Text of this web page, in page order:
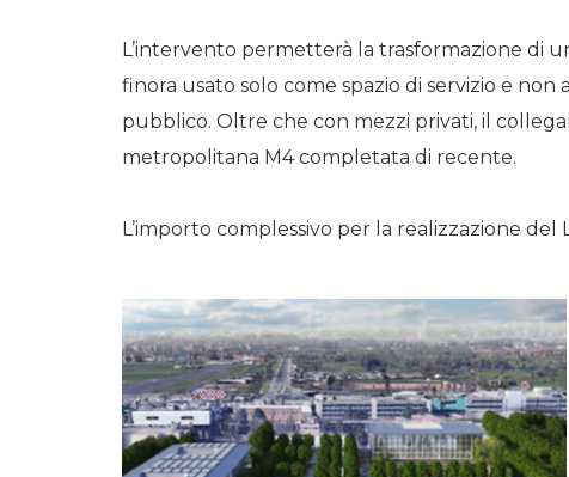
L’intervento permetterà la trasformazione di
finora usato solo come spazio di servizio e non
pubblico. Oltre che con mezzi privati, il
metropolitana M4 completata di recente.
L’importo complessivo per la realizzazione